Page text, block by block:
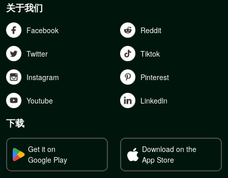
关于我们
Facebook Reddit
Twitter Tiktok
Instagram Pinterest
Youtube Linkedln
下载
Get it on
Google Play
Download on the
App Store